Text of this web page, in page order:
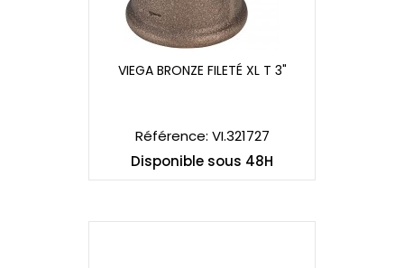
VIEGA BRONZE FILETÉ XL T 3"
Référence: VI.321727
Disponible sous 48H